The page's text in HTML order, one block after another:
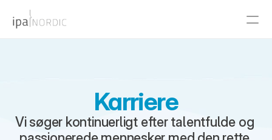
Content
Karriere
Vi søger kontinuerligt efter talentfulde og